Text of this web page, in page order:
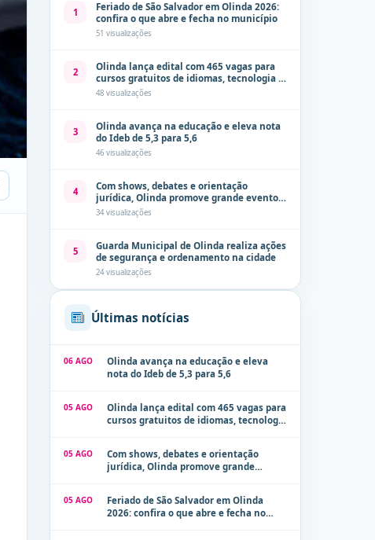
1
Feriado de São Salvador em Olinda 2026:
confira o que abre e fecha no município
51 visualizações
2
Olinda lança edital com 465 vagas para
cursos gratuitos de idiomas, tecnologia e
comunicação
48 visualizações
3
Olinda avança na educação e eleva nota
do Ideb de 5,3 para 5,6
46 visualizações
4
Com shows, debates e orientação
jurídica, Olinda promove grande evento
de combate à violência contra a mulher
neste sábado (8)
34 visualizações
5
Guarda Municipal de Olinda realiza ações
de segurança e ordenamento na cidade
24 visualizações
Últimas notícias
06 AGO
Olinda avança na educação e eleva
nota do Ideb de 5,3 para 5,6
05 AGO
Olinda lança edital com 465 vagas para
cursos gratuitos de idiomas, tecnologia
05 AGO
Com shows, debates e orientação
jurídica, Olinda promove grande
05 AGO
Feriado de São Salvador em Olinda
2026: confira o que abre e fecha no